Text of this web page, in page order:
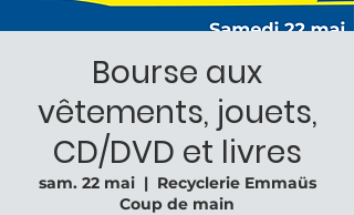
Bourse aux
vêtements, jouets,
CD/DVD et livres
sam. 22 mai
  |
Recyclerie Emmaüs
Coup de main